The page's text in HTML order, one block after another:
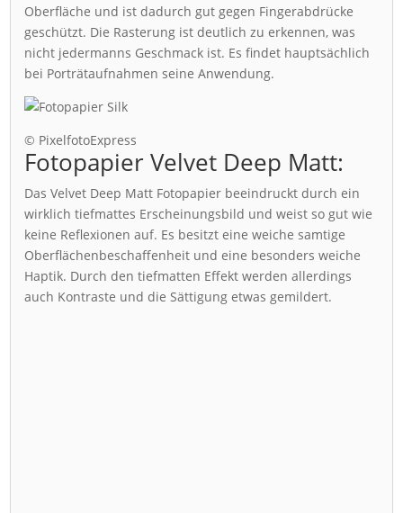
Oberfläche und ist dadurch gut gegen Fingerabdrücke
geschützt. Die Rasterung ist deutlich zu erkennen, was
nicht jedermanns Geschmack ist. Es findet hauptsächlich
bei Porträtaufnahmen seine Anwendung.
© PixelfotoExpress
Fotopapier Velvet Deep Matt:
Das Velvet Deep Matt Fotopapier beeindruckt durch ein
wirklich tiefmattes Erscheinungsbild und weist so gut wie
keine Reflexionen auf. Es besitzt eine weiche samtige
Oberflächenbeschaffenheit und eine besonders weiche
Haptik. Durch den tiefmatten Effekt werden allerdings
auch Kontraste und die Sättigung etwas gemildert.